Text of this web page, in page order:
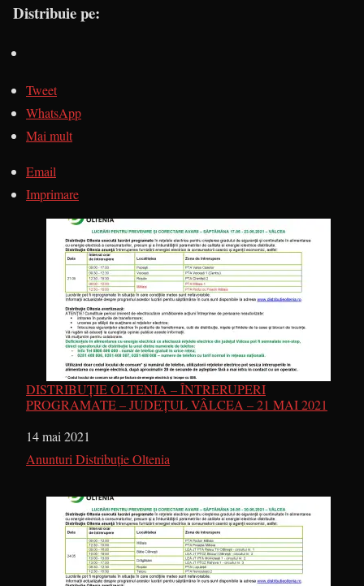
Distribuie pe:
Tweet
WhatsApp
Mai mult
Email
Imprimare
DISTRIBUȚIE OLTENIA – ÎNTRERUPERI
PROGRAMATE – JUDEȚUL VÂLCEA – 21 MAI 2021
Dată
14 mai 2021
În legătură cu
Anunturi Distribuție Oltenia